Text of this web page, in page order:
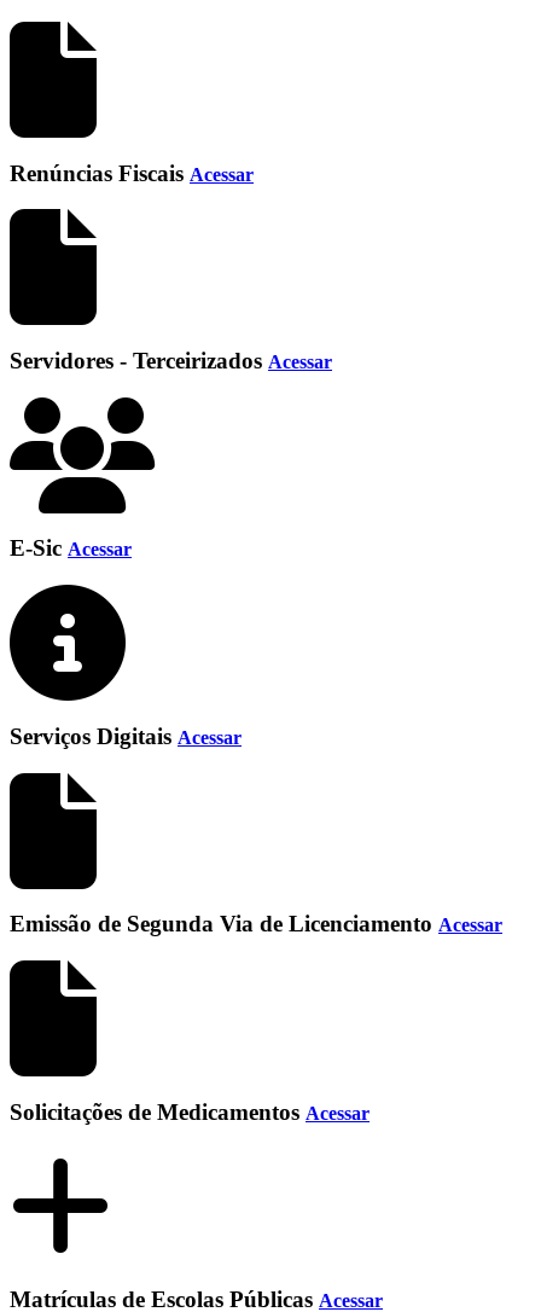
Renúncias Fiscais Acessar
Servidores - Terceirizados Acessar
E-Sic Acessar
Serviços Digitais Acessar
Emissão de Segunda Via de Licenciamento Acessar
Solicitações de Medicamentos Acessar
Matrículas de Escolas Públicas Acessar